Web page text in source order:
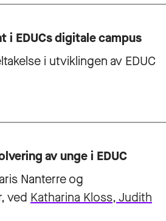
EDUCs digitale campus
i utviklingen av EDUC
av unge i EDUC
Nanterre og
ved Katharina Kloss, Judith